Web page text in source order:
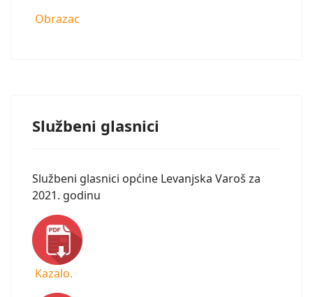
Obrazac
Službeni glasnici
Službeni glasnici općine Levanjska Varoš za
2021. godinu
Kazalo.